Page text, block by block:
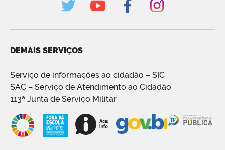
DEMAIS SERVIÇOS
Serviço de informações ao cidadão – SIC
SAC – Serviço de Atendimento ao Cidadão
113ª Junta de Serviço Militar